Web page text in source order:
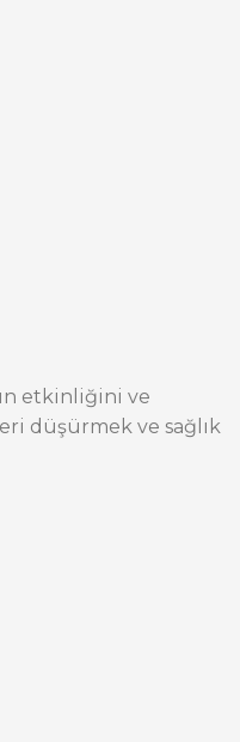
etkinliğini ve
düşürmek ve sağlık